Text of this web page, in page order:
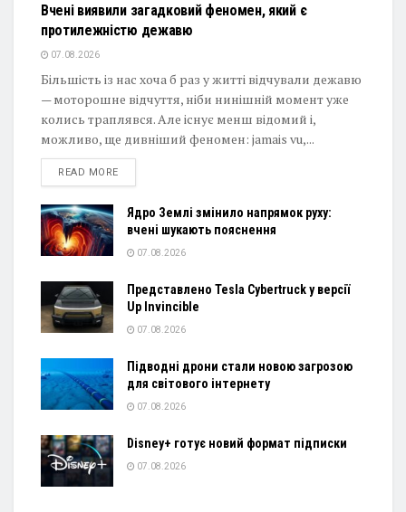
Вчені виявили загадковий феномен, який є
протилежністю дежавю
07.08.2026
Більшість із нас хоча б раз у житті відчували дежавю
— моторошне відчуття, ніби нинішній момент уже
колись траплявся. Але існує менш відомий і,
можливо, ще дивніший феномен: jamais vu,...
READ MOREDETAILS
Ядро Землі змінило напрямок руху:
вчені шукають пояснення
07.08.2026
Представлено Tesla Cybertruck у версії
Up Invincible
07.08.2026
Підводні дрони стали новою загрозою
для світового інтернету
07.08.2026
Disney+ готує новий формат підписки
07.08.2026